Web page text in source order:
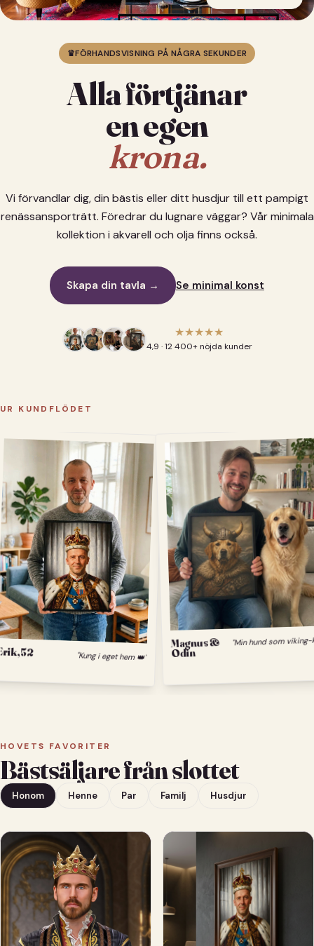
♛FÖRHANDSVISNING PÅ NÅGRA SEKUNDER
Alla förtjänar
en egen
krona.
Vi förvandlar dig, din bästis eller ditt husdjur till ett pampigt
renässansporträtt. Föredrar du lugnare väggar? Vår minimala
kollektion i akvarell och olja finns också.
Skapa din tavla → Se minimal konst
★★★★★
4,9 · 12 400+ nöjda kunder
UR KUNDFLÖDET
52 "Kung i eget hem 👑"
Magnus &
Odin
HOVETS FAVORITER
Bästsäljare från slottet
Honom Henne Par Familj Husdjur